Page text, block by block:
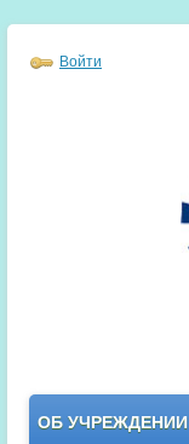
Войти
ОБ УЧРЕЖДЕНИИ